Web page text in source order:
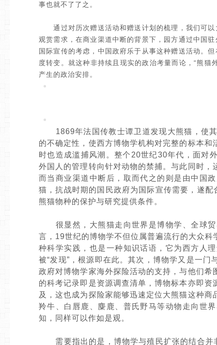
事也就不了了之。
通过对历次赠送活动和赠送计划的梳理，我们可以
观赏需求，在商业渠道中断的背景下，园方通过中国
国际宣传的考虑，中国政府乐于从事这种赠送活动。
度转变。就这种非持续且现实的政治考量而论，“熊
产生的政治安排。
1869年法国传教士谭卫道发现大熊猫，使其
的不确定性，使西方博物学机构对完整的标本
时也造成滥捕风潮。整个20世纪30年代，面对
外国人的管理转向针对动物的禁捕。与此同时
而当商业渠道中断后，取而代之的则是由中国
猫，抗战时期的国民政府为国际宣传需要，遂
熊猫物种的保护与研究提供条件。
很显然，大熊猫走向世界是博物学、全球贸
言，19世纪的博物学不但位属普遍流行的大众
种科学实践，也是一种知识话语，它为西方人
被“发现”，根源即在此。其次，博物学又是一
政府对博物学家海外探险活动的支持，与他们
的科考记录即是资源调查清单，博物标本亦即
及，这也成为探险家能够迅速定位大熊猫这种
羚牛、白唇鹿、麋鹿、普氏野马等动物走向世
知，同样可以作如是观。
需要指出的是，博物学与殖民扩张的结合并